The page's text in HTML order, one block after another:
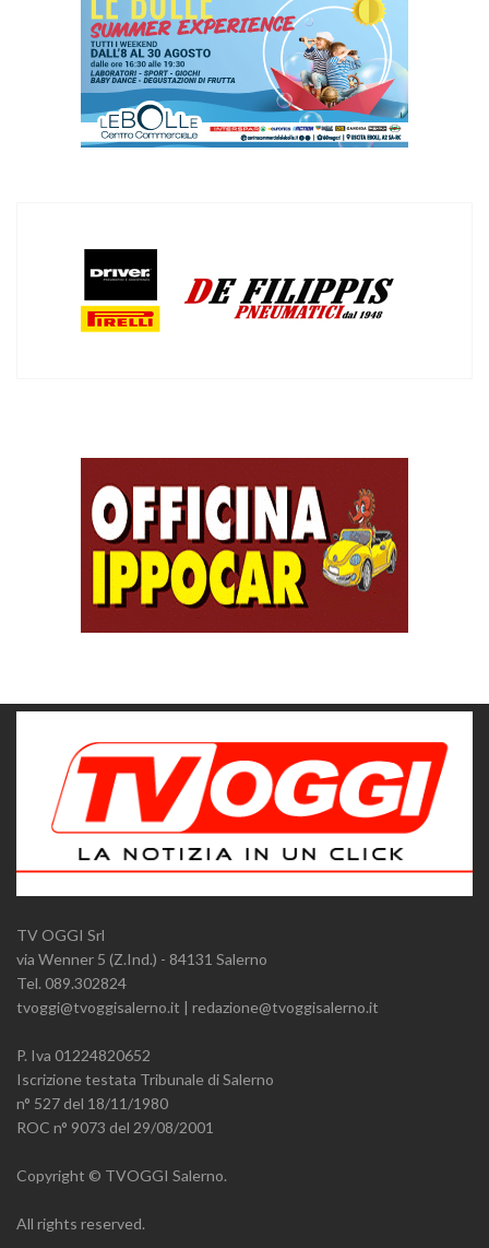
TV OGGI Srl
via Wenner 5 (Z.Ind.) - 84131 Salerno
Tel. 089.302824
tvoggi@tvoggisalerno.it | redazione@tvoggisalerno.it
P. Iva 01224820652
Iscrizione testata Tribunale di Salerno
n° 527 del 18/11/1980
ROC n° 9073 del 29/08/2001
Copyright © TVOGGI Salerno.
All rights reserved.